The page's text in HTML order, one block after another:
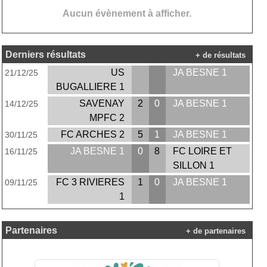
Aucun évènement à afficher.
Derniers résultats
21/12/25
US
BUGALLIERE 1
JA BESNE 1
14/12/25
SAVENAY
MPFC 2
2 0 JA BESNE 1
30/11/25 FC ARCHES 2 5 1 JA BESNE 1
16/11/25 JA BESNE 1 0 8
FC LOIRE ET
SILLON 1
09/11/25
FC 3 RIVIERES
1
1 0 JA BESNE 1
+ de résultats
Partenaires + de partenaires